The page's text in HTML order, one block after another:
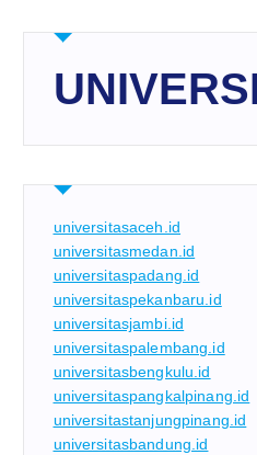
universitasaceh.id
universitasmedan.id
universitaspadang.id
universitaspekanbaru.id
universitasjambi.id
universitaspalembang.id
universitasbengkulu.id
universitaspangkalpinang.id
universitastanjungpinang.id
universitasbandung.id